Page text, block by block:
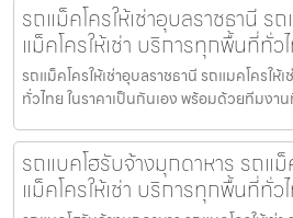
รถแม็คโครให้เช่าอุบลราชธานี ร
แม็คโครให้เช่า บริการทุกพื้นที่ทั่ว
รถแม็คโครให้เช่าอุบลราชธานี รถแมคโครให้
ทั่วไทย ในราคาเป็นกันเอง พร้อมด้วยทีมงา
รถแบคโฮรับจ้างมุกดาหาร รถแ
แม็คโครให้เช่า บริการทุกพื้นที่ทั่ว